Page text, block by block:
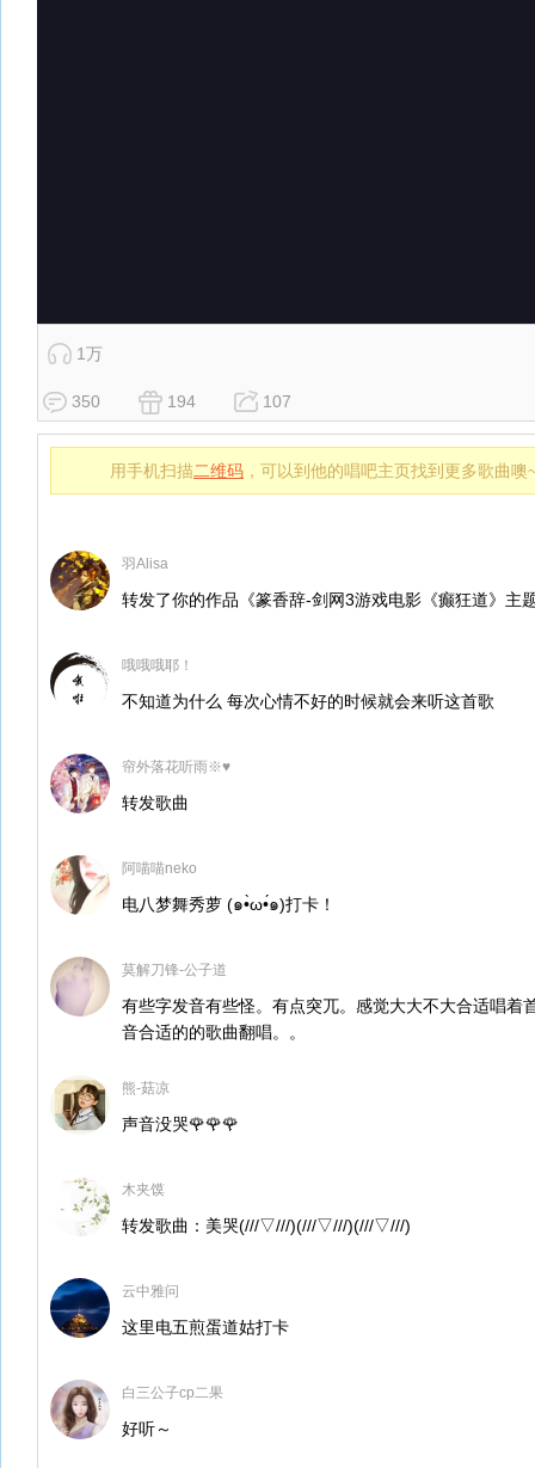
1万
350 194 107
用手机扫描二维码 ，可以到他的唱吧主页找到更多歌曲噢
羽Alisa
转发了你的作品《篆香辞-剑网3游戏电影《癫狂道》主
哦哦哦耶！
不知道为什么 每次心情不好的时候就会来听这首歌
帘外落花听雨※♥
转发歌曲
阿喵喵neko
电八梦舞秀萝 (๑•̀ω•́๑)打卡！
莫解刀锋-公子道
有些字发音有些怪。有点突兀。感觉大大不大合适唱着
音合适的的歌曲翻唱。。
熊-菇凉
声音没哭🌹🌹🌹
木夹馍
转发歌曲：美哭(///▽///)(///▽///)(///▽///)
云中雅问
这里电五煎蛋道姑打卡
白三公子cp二果
好听～